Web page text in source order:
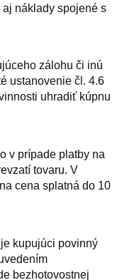
náklady spojené s
zálohu či inú
ustanovenie čl. 4.6
uhradiť kúpnu
v prípade platby na
tovaru. V
cena splatná do 10
kupujúci povinný
bezhotovostnej